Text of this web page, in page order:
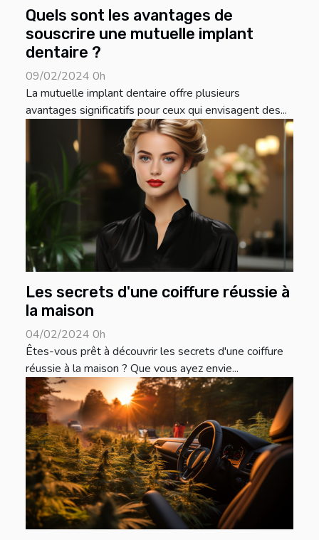
Quels sont les avantages de
souscrire une mutuelle implant
dentaire ?
09/02/2024 0h
La mutuelle implant dentaire offre plusieurs
avantages significatifs pour ceux qui envisagent des...
Les secrets d'une coiffure réussie à
la maison
04/02/2024 0h
Êtes-vous prêt à découvrir les secrets d'une coiffure
réussie à la maison ? Que vous ayez envie...